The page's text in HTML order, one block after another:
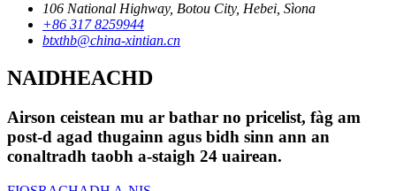
106 National Highway, Botou City, Hebei, Sìona
+86 317 8259944
btxthb@china-xintian.cn
NAIDHEACHD
Airson ceistean mu ar bathar no pricelist, fàg am
post-d agad thugainn agus bidh sinn ann an
conaltradh taobh a-staigh 24 uairean.